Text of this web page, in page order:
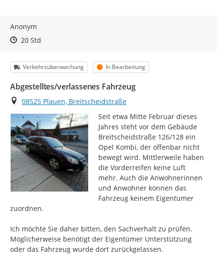
Anonym
Zeitpunkt des Erstellens
Zeitpunkt des Erstellens
20 StdZur Äußerung
Kategorie
Verkehrsüberwachung Status
In Bearbeitung
Abgestelltes/verlassenes Fahrzeug
Ort
08525 Plauen, Breitscheidstraße
Seit etwa Mitte Februar dieses
Jahres steht vor dem Gebäude
Breitscheidstraße 126/128 ein
Opel Kombi, der offenbar nicht
bewegt wird. Mittlerweile haben
die Vorderreifen keine Luft
mehr. Auch die Anwohnerinnen
und Anwohner können das
Fahrzeug keinem Eigentümer
zuordnen.
Ich möchte Sie daher bitten, den Sachverhalt zu prüfen.
Möglicherweise benötigt der Eigentümer Unterstützung
oder das Fahrzeug wurde dort zurückgelassen.